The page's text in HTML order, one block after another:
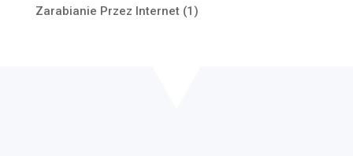
Zarabianie Przez Internet(1)